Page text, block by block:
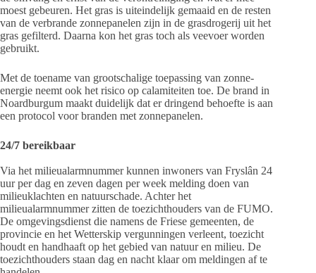
moest gebeuren. Het gras is uiteindelijk gemaaid en de resten
van de verbrande zonnepanelen zijn in de grasdrogerij uit het
gras gefilterd. Daarna kon het gras toch als veevoer worden
gebruikt.
Met de toename van grootschalige toepassing van zonne-
energie neemt ook het risico op calamiteiten toe. De brand in
Noardburgum maakt duidelijk dat er dringend behoefte is aan
een protocol voor branden met zonnepanelen.
24/7 bereikbaar
Via het milieualarmnummer kunnen inwoners van Fryslân 24
uur per dag en zeven dagen per week melding doen van
milieuklachten en natuurschade. Achter het
milieualarmnummer zitten de toezichthouders van de FUMO.
De omgevingsdienst die namens de Friese gemeenten, de
provincie en het Wetterskip vergunningen verleent, toezicht
houdt en handhaaft op het gebied van natuur en milieu. De
toezichthouders staan dag en nacht klaar om meldingen af te